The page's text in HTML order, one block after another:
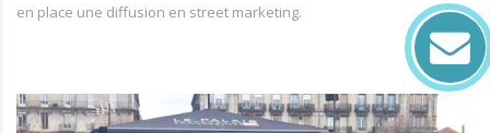
en place une diffusion en street marketing.